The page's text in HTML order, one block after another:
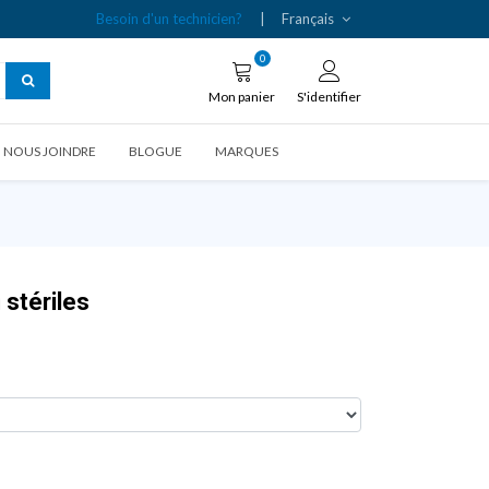
Besoin d'un technicien? Français
Mon panier
0
S'identifier
NOUS JOINDRE BLOGUE MARQUES
stériles